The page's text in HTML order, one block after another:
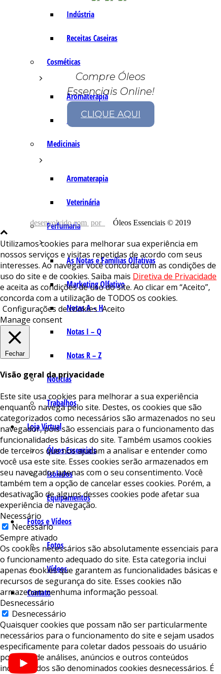
Indústria
Receitas Caseiras
Cosméticas
Aromaterapia
Fórmulas Caseiras
Medicinais
Aromaterapia
Veterinária
Perfumaria
As Notas e Famílias Olfativas
Marketing Olfativo
Notas A – H
Notas I – Q
Notas R – Z
Notícias
Trabalhos
Loja Virtual
Óleos Essenciais
Isolados
Equipamentos
Fotos e Vídeos
Fotos
Vídeos
Contato
Compre Óleos
Essenciais Online!
CLIQUE AQUI
desenvolvido com por Óleos Essenciais © 2019
Utilizamos cookies para melhorar sua experiência em
nossos serviços e visitas repetidas de acordo com seus
interesses. Ao navegar você concorda com as condições de
uso do site e de cookies. Saiba mais Diretiva de Privacidade
e aceita as condições de uso do site. Ao clicar em “Aceito”,
concorda com a utilização de TODOS os cookies.
Configurações de cookies Aceito
Manage consent
Fechar
Visão geral da privacidade
Este site usa cookies para melhorar a sua experiência
enquanto navega pelo site. Destes, os cookies que são
categorizados como necessários são armazenados no seu
navegador, pois são essenciais para o funcionamento das
funcionalidades básicas do site. Também usamos cookies
de terceiros que nos ajudam a analisar e entender como
você usa este site. Esses cookies serão armazenados em
seu navegador apenas com o seu consentimento. Você
também tem a opção de cancelar esses cookies. Porém, a
desativação de alguns desses cookies pode afetar sua
experiência de navegação.
Necessário
Necessário
Sempre ativado
Os cookies necessários são absolutamente essenciais para
o funcionamento adequado do site. Esta categoria inclui
apenas cookies que garantem as funcionalidades básicas e
recursos de segurança do site. Esses cookies não
armazenam nenhuma informação pessoal.
Desnecessário
Desnecessário
Quaisquer cookies que possam não ser particularmente
necessários para o funcionamento do site e sejam usados ​​
especificamente para coletar dados pessoais do usuário
por meio de análises, anúncios e outros conteúdos
incorporados são denominados cookies desnecessários. É